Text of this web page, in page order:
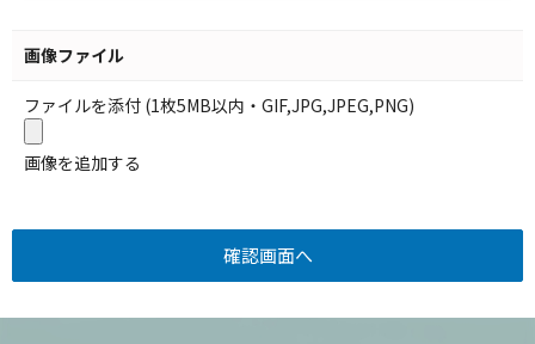
画像ファイル
ファイルを添付 (1枚5MB以内・GIF,JPG,JPEG,PNG)
画像を追加する